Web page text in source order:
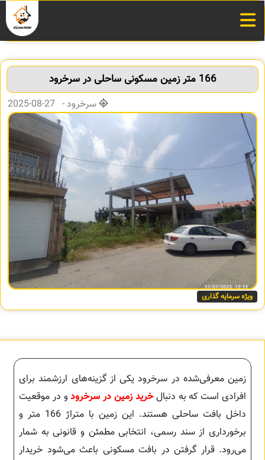
166 متر زمین مسکونی ساحلی در سرخرود
سرخرود - 27-08-2025
ویژه سرمایه گذاری
زمین معرفی‌شده در سرخرود یکی از گزینه‌های ارزشمند برای
افرادی است که به دنبالخرید زمین در سرخرودو در موقعیت
داخل بافت ساحلی هستند. این زمین با متراژ 166 متر و
برخورداری از سند رسمی، انتخابی مطمئن و قانونی به شمار
می‌رود. قرار گرفتن در بافت مسکونی باعث می‌شود خریدار